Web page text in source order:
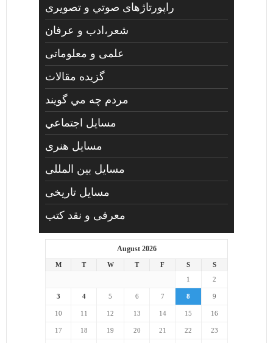
راپورتاژهای صوتي و تصويری
شعر،ادب و عرفان
علمی و معلوماتی
گزیده مقالات
مردم چه مي گويند
مسايل اجتماعي
مسايل هنری
مسایل بین المللی
مسایل تاریخی
معرفی و نقد کتب
August 2026
M T W T F S
S
1
2
3 4 5 6 7 8 9
10 11 12 13 14 15 16
17 18 19 20 21 22 23